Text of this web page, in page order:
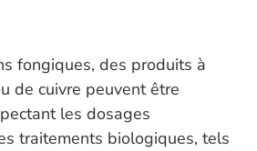
fongiques, des produits à
de cuivre peuvent être
les dosages
traitements biologiques, tels